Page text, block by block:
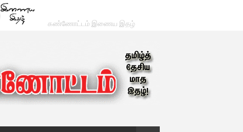
கண்ணோட்டம் இணைய இதழ்